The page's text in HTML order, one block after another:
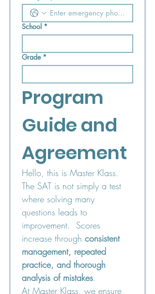
School *
Grade *
Program
Guide and
Agreement
Hello, this is Master Klass.
The SAT is not simply a test
where solving many
questions leads to
improvement.  Scores
increase through consistent
management, repeated
practice, and thorough
analysis of mistakes.
At Master Klass, we ensure